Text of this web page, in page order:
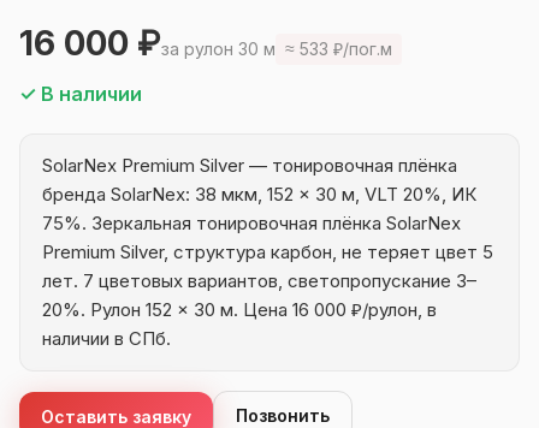
16 000 ₽за рулон 30 м ≈ 533 ₽/пог.м
✓ В наличии
SolarNex Premium Silver — тонировочная плёнка
бренда SolarNex: 38 мкм, 152 × 30 м, VLT 20%, ИК
75%. Зеркальная тонировочная плёнка SolarNex
Premium Silver, структура карбон, не теряет цвет 5
лет. 7 цветовых вариантов, светопропускание 3–
20%. Рулон 152 × 30 м. Цена 16 000 ₽/рулон, в
наличии в СПб.
Оставить заявку Позвонить